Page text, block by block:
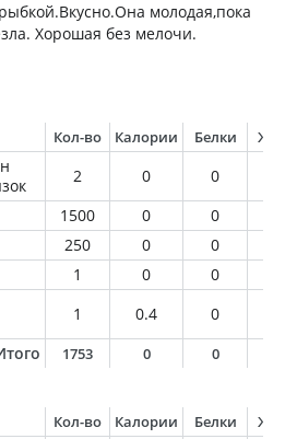
молодая,пока
Хорошая без мелочи.
Кол-во Калории Белки
2 0 0
1500 0 0
250 0 0
1 0 0
1 0.4 0
1753 0 0
Кол-во Калории Белки